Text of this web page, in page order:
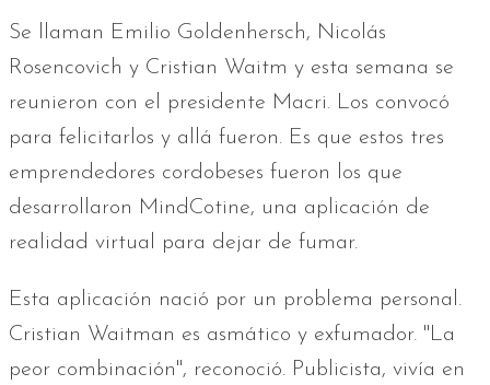
Se llaman Emilio Goldenhersch, Nicolás
Rosencovich y Cristian Waitm y esta semana se
reunieron con el presidente Macri. Los convocó
para felicitarlos y allá fueron. Es que estos tres
emprendedores cordobeses fueron los que
desarrollaron MindCotine, una aplicación de
realidad virtual para dejar de fumar.
Esta aplicación nació por un problema personal.
Cristian Waitman es asmático y exfumador. "La
peor combinación", reconoció. Publicista, vivía en